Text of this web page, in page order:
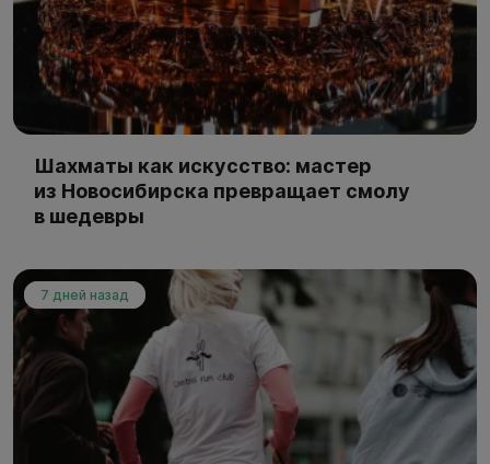
Шахматы как искусство: мастер
из Новосибирска превращает смолу
в шедевры
7 дней назад